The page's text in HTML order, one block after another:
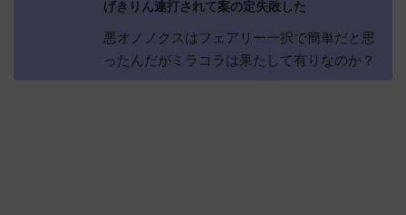
げきりん連打されて案の定失敗した
悪オノノクスはフェアリー一択で簡単だと思
ったんだがミラコラは果たして有りなのか？